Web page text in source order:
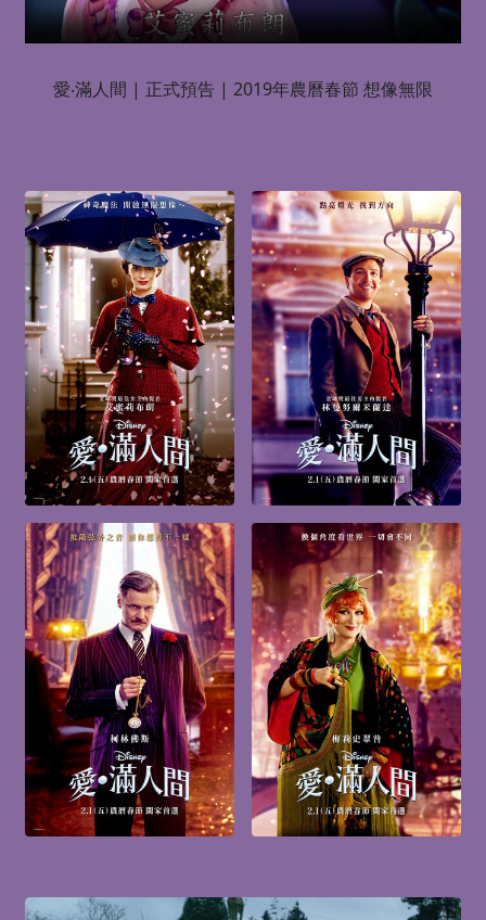
愛‧滿人間 | 正式預告 | 2019年農曆春節 想像無限